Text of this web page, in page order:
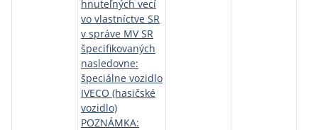
hnuteľných vecí
vo vlastníctve SR
v správe MV SR
špecifikovaných
nasledovne:
špeciálne vozidlo
IVECO (hasičské
vozidlo)
POZNÁMKA: